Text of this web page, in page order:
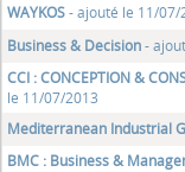
WAYKOS- ajouté le 11/07/
Business & Decision-
CCI : CONCEPTION &
le 11/07/2013
Mediterranean Industrial
BMC : Business &